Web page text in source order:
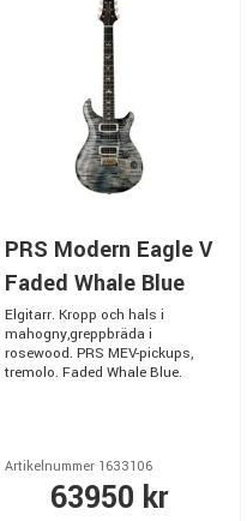
PRS Modern Eagle V
Faded Whale Blue
Elgitarr. Kropp och hals i
mahogny,greppbräda i
rosewood. PRS MEV-pickups,
tremolo. Faded Whale Blue.
Artikelnummer 1633106
63950 kr